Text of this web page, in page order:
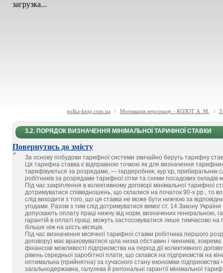
загрузка...
polka-knig.com.ua / Мотивація персоналу - КОЛОТ А. М. /
3.2. ПОРЯДОК ВИЗНАЧЕННЯ МІНІМАЛЬНОЇ ТАРИФНОЇ СТАВКИ
Повернутись до змісту
За основу побудови тарифної системи звичайно беруть тарифну
Ця тарифна ставка є відправною точкою як для визначення
тарифікуються за розрядами, — гардеробник, кур’єр,
робітників за розрядами тарифної сітки та схеми посадових окладів
Під час закріплення в колективному договорі мінімальної
дотримуватися співвідношень, що склалися на початок 90-х рр., то
слід виходити з того, що ця ставка не може бути нижчою за
угодами. Разом з тим слід дотримуватися вимог ст. 14 Закону
допускають оплату праці нижчу від норм, визначених генеральною,
гарантій в оплаті праці, можуть застосовуватися лише тимчасово
більше ніж на шість місяців.
Під час визначення місячної тарифної ставки робітника першого
договору) має враховуватися ціла низка обставин і чинників, зокрема:
фінансові можливості підприємства на період дії колективного
рівень середньої заробітної плати, що склався на підприємстві на
оптимальна (прийнятна) за сучасного стану економіки підприємства
загальнодержавна, галузева й регіональні гарантії мінімальної